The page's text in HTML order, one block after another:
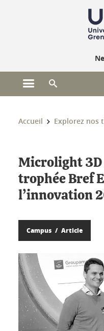
Ouvrir le menu principal
Vous êtes ici :
Accueil Explorez nos
Microlight
trophée Bref
l’innovation
Campus Article